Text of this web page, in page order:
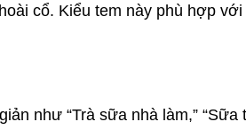
cổ. Kiểu tem này phù hợp
như “Trà sữa nhà làm,” “Sữa